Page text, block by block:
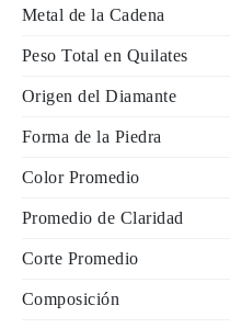
Metal de la Cadena
Peso Total en Quilates
Origen del Diamante
Forma de la Piedra
Color Promedio
Promedio de Claridad
Corte Promedio
Composición